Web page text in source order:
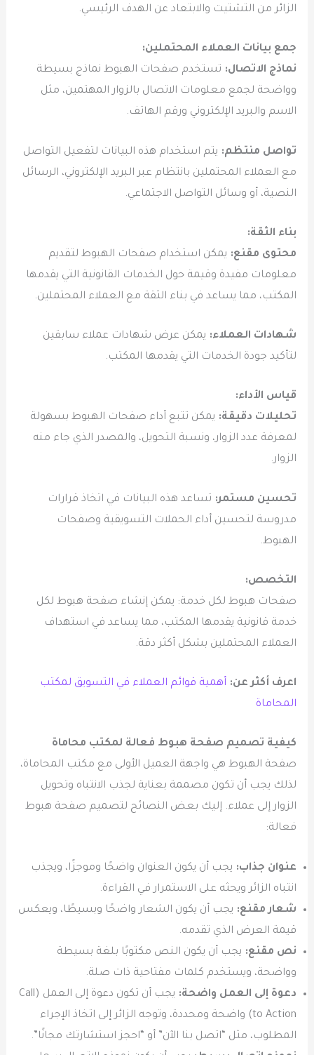
الزائر من التشتيت والابتعاد عن الهدف الرئيسي.
جمع بيانات العملاء المحتملين:
نماذج الاتصال: تستخدم صفحات الهبوط نماذج بسيطة
وواضحة لجمع معلومات الاتصال بالزوار المهتمين، مثل
الاسم والبريد الإلكتروني ورقم الهاتف.
تواصل منتظم: يتم استخدام هذه البيانات لتفعيل التواصل
مع العملاء المحتملين بانتظام عبر البريد الإلكتروني، الرسائل
النصية، أو وسائل التواصل الاجتماعي.
بناء الثقة:
محتوى مقنع: يمكن استخدام صفحات الهبوط لتقديم
معلومات مفيدة وقيمة حول الخدمات القانونية التي يقدمها
المكتب، مما يساعد في بناء الثقة مع العملاء المحتملين.
شهادات العملاء: يمكن عرض شهادات عملاء سابقين
لتأكيد جودة الخدمات التي يقدمها المكتب.
قياس الأداء:
تحليلات دقيقة: يمكن تتبع أداء صفحات الهبوط بسهولة
لمعرفة عدد الزوار، ونسبة التحويل، والمصدر الذي جاء منه
الزوار.
تحسين مستمر: تساعد هذه البيانات في اتخاذ قرارات
مدروسة لتحسين أداء الحملات التسويقية وصفحات
الهبوط.
التخصص:
صفحات هبوط لكل خدمة: يمكن إنشاء صفحة هبوط لكل
خدمة قانونية يقدمها المكتب، مما يساعد في استهداف
العملاء المحتملين بشكل أكثر دقة.
اعرف أكثر عن: أهمية قوائم العملاء في التسويق لمكتب
المحاماة
كيفية تصميم صفحة هبوط فعالة لمكتب محاماة
صفحة الهبوط هي واجهة العميل الأولى مع مكتب المحاماة،
لذلك يجب أن تكون مصممة بعناية لجذب الانتباه وتحويل
الزوار إلى عملاء. إليك بعض النصائح لتصميم صفحة هبوط
فعالة:
عنوان جذاب: يجب أن يكون العنوان واضحًا وموجزًا، ويجذب
انتباه الزائر ويحثه على الاستمرار في القراءة.
شعار مقنع: يجب أن يكون الشعار واضحًا وبسيطًا، ويعكس
قيمة العرض الذي تقدمه.
نص مقنع: يجب أن يكون النص مكتوبًا بلغة بسيطة
وواضحة، ويستخدم كلمات مفتاحية ذات صلة.
دعوة إلى العمل واضحة:
يجب أن تكون دعوة إلى العمل (Call
to Action) واضحة ومحددة، وتوجه الزائر إلى اتخاذ الإجراء
المطلوب، مثل “اتصل بنا الآن” أو “احجز استشارتك مجانًا”.